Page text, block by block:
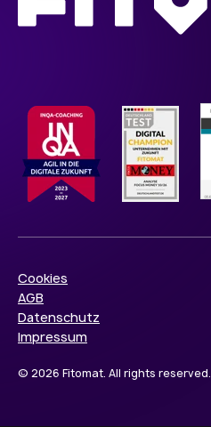
© 2026 Fitomat. All rights reserved.
Cookies
AGB
Datenschutz
Impressum